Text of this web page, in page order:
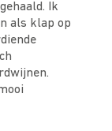
Ik
als klap op